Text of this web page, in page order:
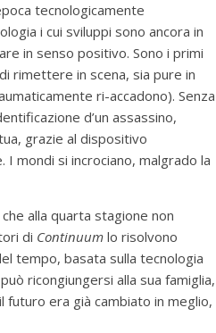
tecnologicamente
i cui sviluppi sono ancora in
in senso positivo. Sono i primi
rimettere in scena, sia pure in
ri-accadono). Senza
d’un assassino,
grazie al dispositivo
mondi si incrociano, malgrado la
alla quarta stagione non
di Continuum lo risolvono
tempo, basata sulla tecnologia
ricongiungersi alla sua famiglia,
futuro era già cambiato in meglio,